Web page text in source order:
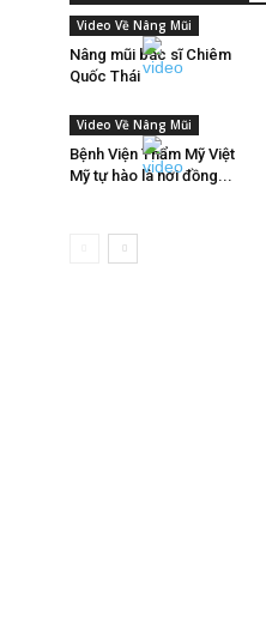
Video Về Nâng Mũi
Nâng mũi bác sĩ Chiêm
Quốc Thái
Video Về Nâng Mũi
Bệnh Viện Thẩm Mỹ Việt
Mỹ tự hào là nơi đồng...